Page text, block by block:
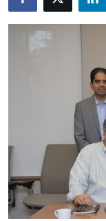
करंट अफेयर्स
हमारे बारे में